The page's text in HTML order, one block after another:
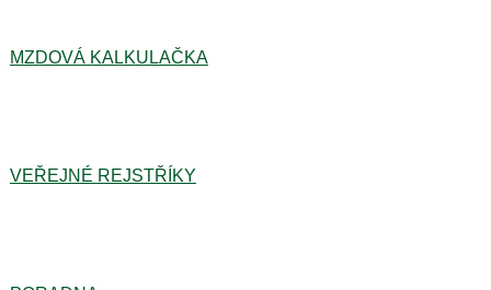
MZDOVÁ KALKULAČKA
VEŘEJNÉ REJSTŘÍKY